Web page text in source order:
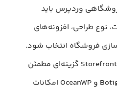
وردپرس باید
نوع طراحی، افزونه‌های
فروشگاه انتخاب شود.
برای یک فروشگاه ساده، Storefront گزینه‌ای مطمئن
است؛ درحالی‌که Botiga , Astra و OceanWP امکانات